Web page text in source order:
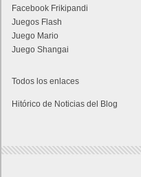
Facebook Frikipandi
Juegos Flash
Juego Mario
Juego Shangai
Todos los enlaces
Hitórico de Noticias del Blog